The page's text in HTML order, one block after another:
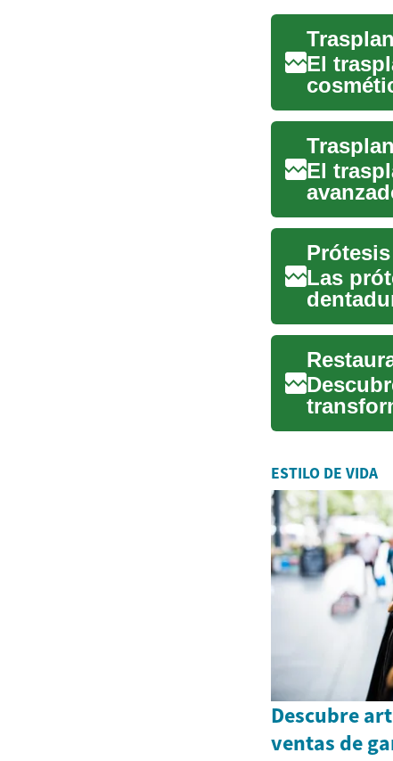
El
pérdida
El
pérdida
Las
ESTILO DE VIDA
Descubre
ventas de